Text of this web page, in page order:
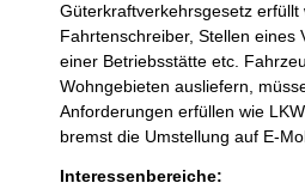
Güterkraftverkehrsgesetz erfüllt
Fahrtenschreiber, Stellen eines
einer Betriebsstätte etc.
Wohngebieten ausliefern,
Anforderungen erfüllen wie
Interessenbereiche: